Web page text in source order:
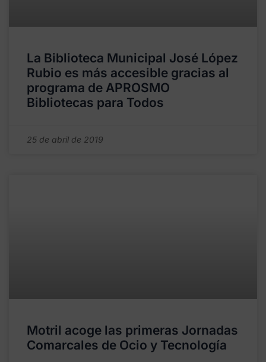
La Biblioteca Municipal José López
Rubio es más accesible gracias al
programa de APROSMO
Bibliotecas para Todos
25 de abril de 2019
Motril acoge las primeras Jornadas
Comarcales de Ocio y Tecnología